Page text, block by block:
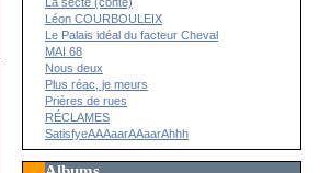
Léon COURBOULEIX
Le Palais idéal du facteur Cheval
MAI 68
Nous deux
Plus réac, je meurs
Prières de rues
RÉCLAMES
SatisfyeAAAaarAAaarAhhh